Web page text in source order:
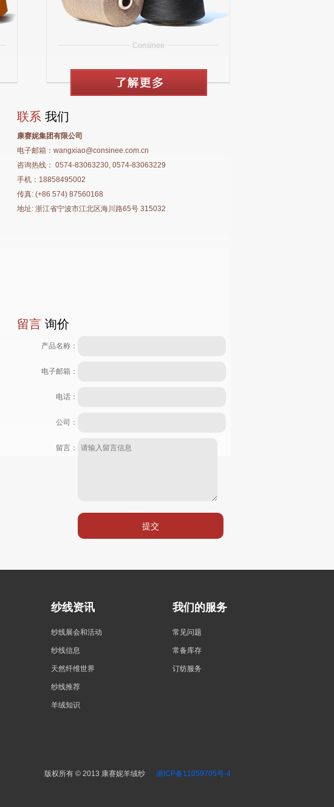
Consinee
联系 我们
康赛妮集团有限公司
电子邮箱： wangxiao@consinee.com.cn
咨询热线： 0574-83063230, 0574-83063229
手机：18858495002
传真: (+86 574) 87560168
地址: 浙江省宁波市江北区海川路65号 315032
留言 询价
产品名称：
电子邮箱：
电话：
公司：
留言：
纱线资讯
纱线展会和活动
纱线信息
天然纤维世界
纱线推荐
羊绒知识
我们的服务
常见问题
常备库存
订纺服务
版权所有 © 2013 康赛妮羊绒纱 浙ICP备11059705号-4